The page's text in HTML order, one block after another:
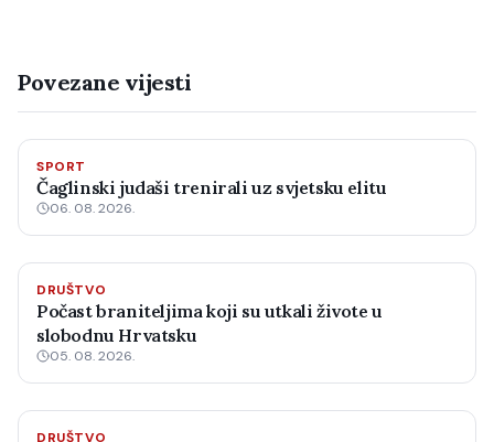
Povezane vijesti
SPORT
Čaglinski judaši trenirali uz svjetsku elitu
06. 08. 2026.
DRUŠTVO
Počast braniteljima koji su utkali živote u
slobodnu Hrvatsku
05. 08. 2026.
DRUŠTVO